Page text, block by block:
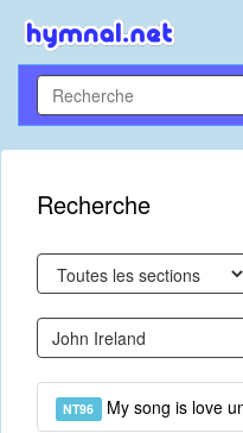
Recherche
NT96 My song is love